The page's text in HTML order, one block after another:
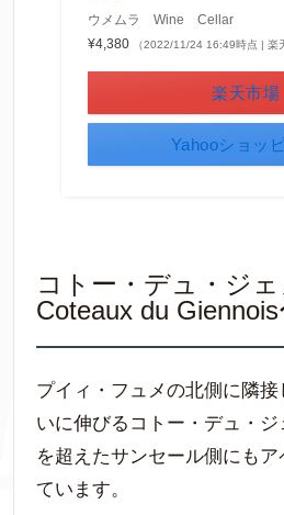
ウメムラ Wine Cellar
¥4,380
（2022/11/24 16:49時点 | 楽
楽天市場
Yahooショッ
コトー・デュ・ジ
Coteaux du Giennois
プイィ・フュメの北側に隣
いに伸びるコトー・デュ・ジ
を超えたサンセール側にも
ています。